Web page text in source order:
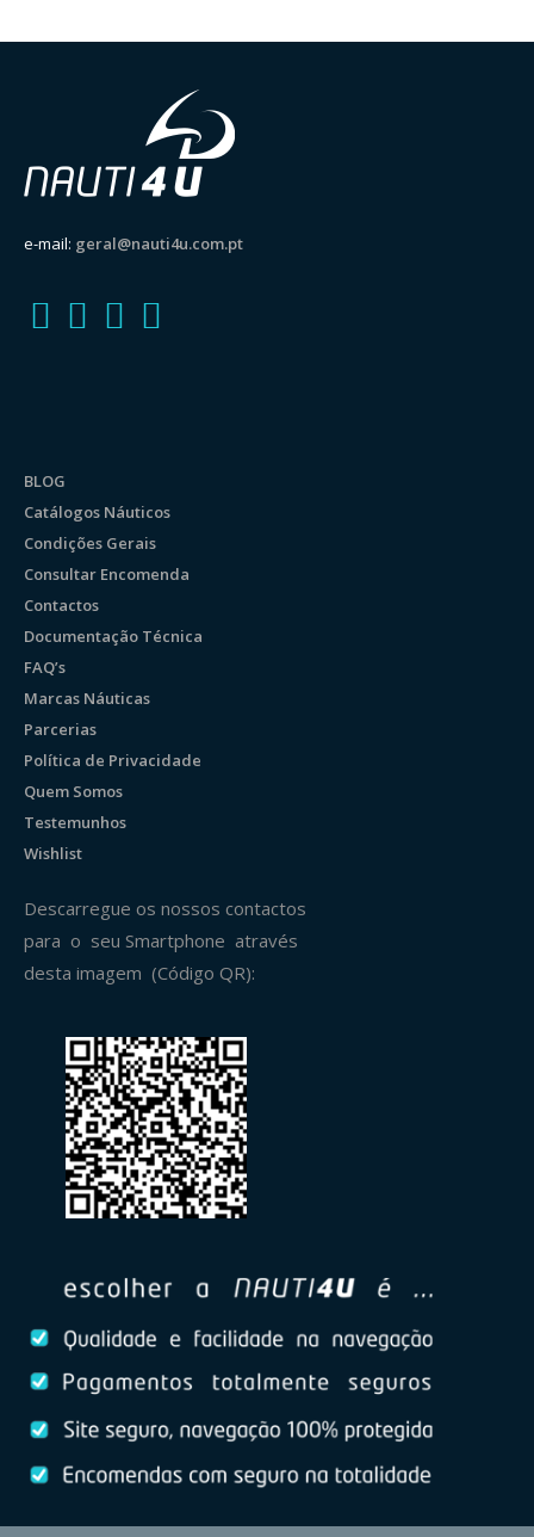
e-mail: geral@nauti4u.com.pt
BLOG
Catálogos Náuticos
Condições Gerais
Consultar Encomenda
Contactos
Documentação Técnica
FAQ’s
Marcas Náuticas
Parcerias
Política de Privacidade
Quem Somos
Testemunhos
Wishlist
Descarregue os nossos contactos
para o seu Smartphone através
desta imagem (Código QR):